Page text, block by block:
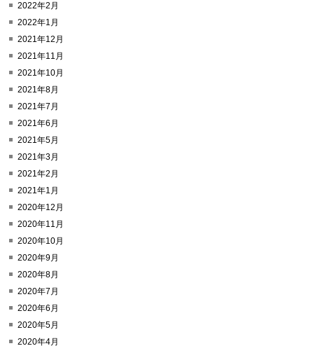
2022年2月
2022年1月
2021年12月
2021年11月
2021年10月
2021年8月
2021年7月
2021年6月
2021年5月
2021年3月
2021年2月
2021年1月
2020年12月
2020年11月
2020年10月
2020年9月
2020年8月
2020年7月
2020年6月
2020年5月
2020年4月